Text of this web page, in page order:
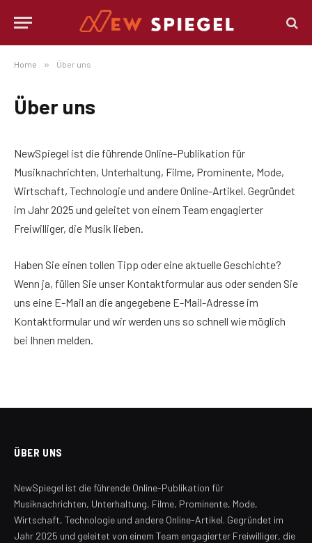
Home » Über uns
Über uns
NewSpiegel ist die führende Online-Publikation für
Musiknachrichten, Unterhaltung, Filme, Prominente, Mode,
Wirtschaft, Technologie und andere Online-Artikel. Gegründet
im Jahr 2025 und geleitet von einem Team engagierter
Freiwilliger, die Musik lieben.
Haben Sie einen tollen Tipp oder eine aktuelle Geschichte?
Wenn ja, füllen Sie unser Kontaktformular aus oder senden Sie
uns eine E-Mail an die angegebene E-Mail-Adresse im
Kontaktformular und wir werden uns so schnell wie möglich
bei Ihnen melden.
ÜBER UNS
NewSpiegel ist die führende Online-Publikation für
Musiknachrichten, Unterhaltung, Filme, Prominente, Mode,
Wirtschaft, Technologie und andere Online-Artikel. Gegründet im
Jahr 2025 und geleitet von einem Team engagierter Freiwilliger, die